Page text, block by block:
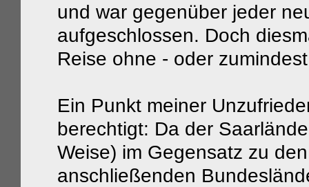
und war gegenüber jeder
aufgeschlossen. Doch
Reise ohne - oder
Ein Punkt meiner
berechtigt: Da der
Weise) im Gegensatz zu
anschließenden